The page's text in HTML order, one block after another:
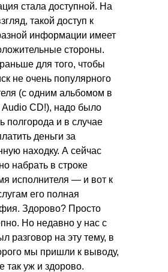
стала доступной. На
такой доступ к
информации имеет
стороны.
для того, чтобы
не очень популярного
(с одним альбомом в
CD!), надо было
полгорода и в случае
деньги за
находку. А сейчас
набрать в строке
исполнителя — и вот к
его полная
Здорово? Просто
Но недавно у нас с
разговор на эту тему, в
мы пришли к выводу,
так уж и здорово.